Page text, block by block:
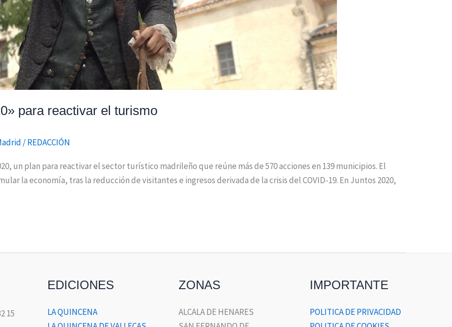
para reactivar el turismo
/REDACCIÓN
un plan para reactivar el sector turístico madrileño que reúne más de 570 acciones en 139 municipios. El
la economía, tras la reducción de visitantes e ingresos derivada de la crisis del COVID-19. En Juntos 2020,
15
EDICIONES
LA QUINCENA
ZONAS
ALCALA DE HENARES
IMPORTANTE
POLITICA DE PRIVACIDAD